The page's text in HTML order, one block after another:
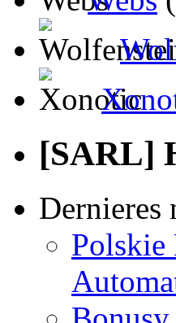
[SARL]
Dernieres
Polskie